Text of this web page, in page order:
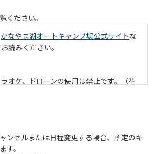
ください。
かなやま湖オートキャンプ場公式サイトな
読みください。
オケ、ドローンの使用は禁止です。（花
うご注意ください。
たものについては、灰・残り火入れに投
ンセルまたは日程変更する場合、所定のキ
す。